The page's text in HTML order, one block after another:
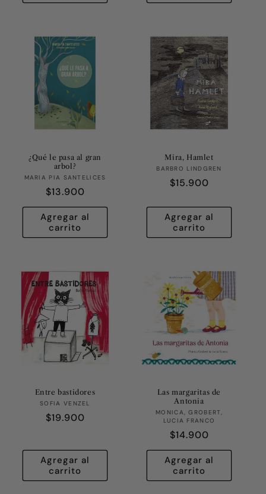
¿Qué le pasa al gran
arbol?
Proveedor:
MARIA PIA SANTELICES
Precio
habitual
$13.900
Agregar al
carrito
Mira, Hamlet
Proveedor:
BARBRO LINDGREN
Precio
$15.900
Agregar al
carrito
Entre bastidores
Proveedor:
SOFIA VENZEL
Precio
$19.900
Agregar al
carrito
Las margaritas de
Antonia
Proveedor:
MONICA, GROBERT,
LUCIA FRANCO
Precio
habitual
$14.900
Agregar al
carrito